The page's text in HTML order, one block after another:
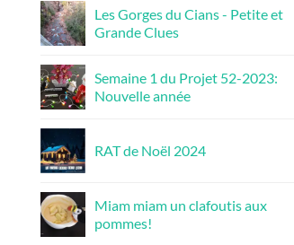
Les Gorges du Cians - Petite et
Grande Clues
Semaine 1 du Projet 52-2023:
Nouvelle année
RAT de Noël 2024
Miam miam un clafoutis aux
pommes!